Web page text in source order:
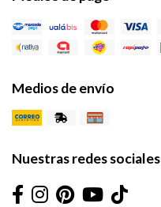
Medios de envío
Nuestras redes sociales